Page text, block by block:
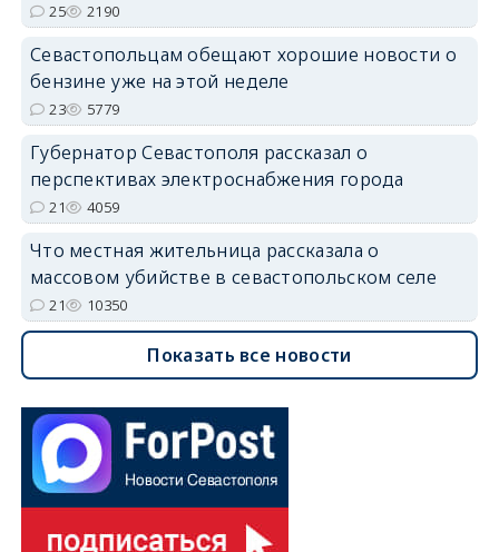
25 2190
Севастопольцам обещают хорошие новости о
бензине уже на этой неделе
23 5779
Губернатор Севастополя рассказал о
перспективах электроснабжения города
21 4059
Что местная жительница рассказала о
массовом убийстве в севастопольском селе
21 10350
Показать все новости